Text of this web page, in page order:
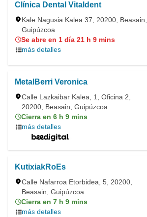
Clínica Dental Vitaldent
Kale Nagusia Kalea 37, 20200, Beasain,
Guipúzcoa
Se abre en 1 día 21 h 9 mins
más detalles
MetalBerri Veronica
Calle Lazkaibar Kalea, 1, Oficina 2,
20200, Beasain, Guipúzcoa
Cierra en 6 h 9 mins
más detalles
KutixiakRoEs
Calle Nafarroa Etorbidea, 5, 20200,
Beasain, Guipúzcoa
Cierra en 7 h 9 mins
más detalles